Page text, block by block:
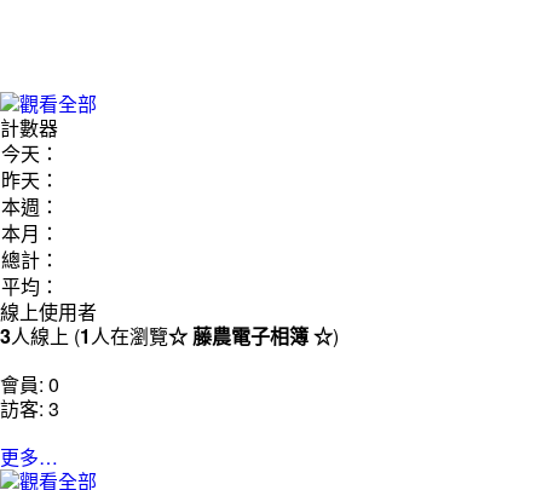
計數器
今天：
昨天：
本週：
本月：
總計：
平均：
線上使用者
3人線上 (1人在瀏覽☆ 藤農電子相簿 ☆)
會員: 0
訪客: 3
更多…